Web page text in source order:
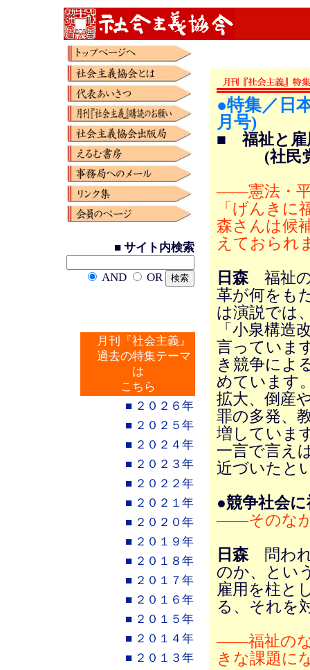
■ サイト内検索
AND OR
月刊『社会主義』
過去の特集テーマ
は
こちら
■ ２０２６年
■ ２０２５年
■ ２０２４年
■ ２０２３年
■ ２０２２年
■ ２０２１年
■ ２０２０年
■ ２０１９年
■ ２０１８年
■ ２０１７年
■ ２０１６年
■ ２０１５年
■ ２０１４年
■ ２０１３年
●特集／日
月号)
■ 福祉と雇
(社民党
――憲法・平
「げんきに
森さんは候
えておられ
日森福祉の
革が何をも
は演説では
「小泉構造
言っていま
き競争によ
めています
拡大、倒産
罪の多発、
増していま
一言で言え
近づいたと
●競争社会
――そのなか
日森問われ
のか、とい
雇用を柱と
る、それを
――福祉のな
きな課題に